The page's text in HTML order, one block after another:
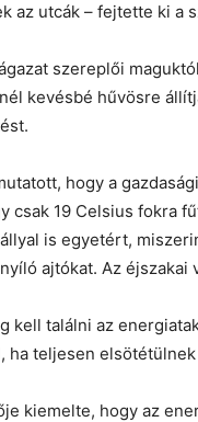
az utcák – fejtette ki a
szereplői
kevésbé hűvösre
hogy a
csak 19 Celsius fokra
is egyetért,
ajtókat. Az
kell találni az
ha teljesen
kiemelte, hogy az